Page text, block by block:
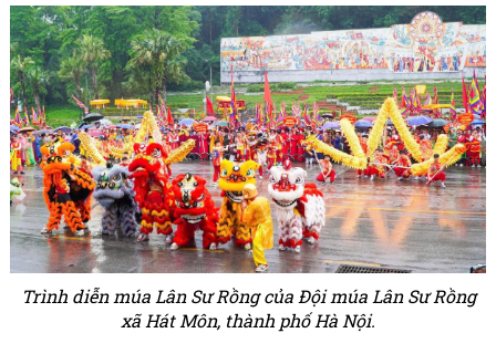
Trình diễn múa Lân Sư Rồng của Đội múa Lân Sư Rồng
xã Hát Môn, thành phố Hà Nội.